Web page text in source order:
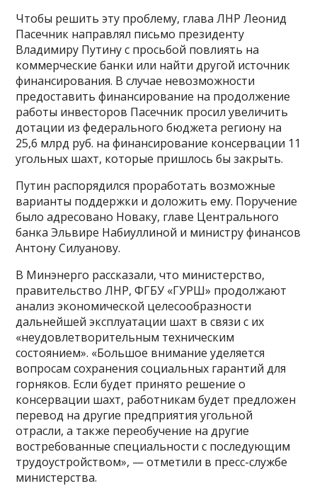
Чтобы решить эту проблему, глава ЛНР Леонид
Пасечник направлял письмо президенту
Владимиру Путину с просьбой повлиять на
коммерческие банки или найти другой источник
финансирования. В случае невозможности
предоставить финансирование на продолжение
работы инвесторов Пасечник просил увеличить
дотации из федерального бюджета региону на
25,6 млрд руб. на финансирование консервации 11
угольных шахт, которые пришлось бы закрыть.
Путин распорядился проработать возможные
варианты поддержки и доложить ему. Поручение
было адресовано Новаку, главе Центрального
банка Эльвире Набиуллиной и министру финансов
Антону Силуанову.
В Минэнерго рассказали, что министерство,
правительство ЛНР, ФГБУ «ГУРШ» продолжают
анализ экономической целесообразности
дальнейшей эксплуатации шахт в связи с их
«неудовлетворительным техническим
состоянием». «Большое внимание уделяется
вопросам сохранения социальных гарантий для
горняков. Если будет принято решение о
консервации шахт, работникам будет предложен
перевод на другие предприятия угольной
отрасли, а также переобучение на другие
востребованные специальности с последующим
трудоустройством», — отметили в пресс-службе
министерства.